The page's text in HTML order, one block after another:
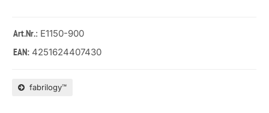
Art.Nr.: E1150-900
EAN: 4251624407430
fabrilogy™